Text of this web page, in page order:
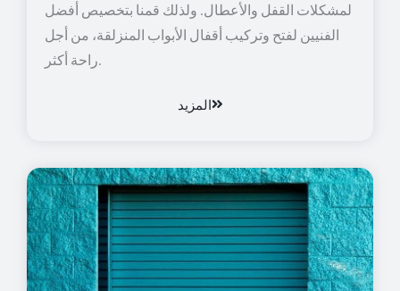
لمشكلات القفل والأعطال. ولذلك قمنا بتخصيص أفضل
الفنيين لفتح وتركيب أقفال الأبواب المنزلقة، من أجل
راحة أكثر.
المزيد